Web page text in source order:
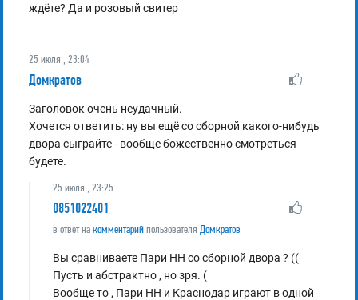
ждёте? Да и розовый свитер
25 июля , 23:04
Домкратов
Заголовок очень неудачный.
Хочется ответить: ну вы ещё со сборной какого-нибудь
двора сыграйте - вообще божественно смотреться
будете.
25 июля , 23:25
0851022401
в ответ накомментарий пользователяДомкратов
Вы сравниваете Пари НН со сборной двора ? ((
Пусть и абстрактно , но зря. (
Вообще то , Пари НН и Краснодар играют в одной